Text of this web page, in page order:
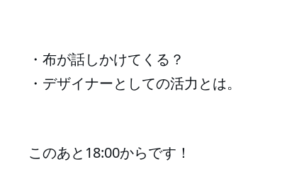
・布が話しかけてくる？
・デザイナーとしての活力とは。
このあと18:00からです！